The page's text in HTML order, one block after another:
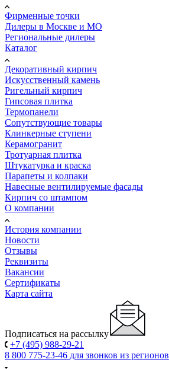
Фирменные точки
Дилеры в Москве и МО
Региональные дилеры
Каталог
Декоративный кирпич
Искусственный камень
Ригельный кирпич
Гипсовая плитка
Термопанели
Сопутствующие товары
Клинкерные ступени
Керамогранит
Тротуарная плитка
Штукатурка и краска
Парапеты и колпаки
Навесные вентилируемые фасады
Кирпич со штампом
О компании
История компании
Новости
Отзывы
Реквизиты
Вакансии
Сертификаты
Карта сайта
Подписаться на рассылку
+7 (495) 988-29-21
8 800 775-23-46 для звонков из регионов